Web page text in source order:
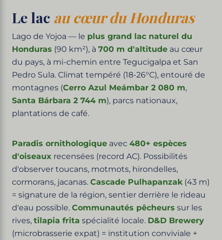
Le lac au cœur du Honduras
Lago de Yojoa — le plus grand lac naturel du
Honduras (90 km²), à 700 m d'altitude au cœur
du pays, à mi-chemin entre Tegucigalpa et San
Pedro Sula. Climat tempéré (18-26°C), entouré de
montagnes (Cerro Azul Meámbar 2 080 m,
Santa Bárbara 2 744 m), parcs nationaux,
plantations de café.
Paradis ornithologique avec 480+ espèces
d'oiseaux recensées (record AC). Possibilités
d'observer toucans, motmots, hirondelles,
cormorans, jacanas. Cascade Pulhapanzak (43 m)
= signature de la région, sentier derrière le rideau
d'eau possible. Communautés pêcheurs sur les
rives, tilapia frita spécialité locale. D&D Brewery
(microbrasserie expat) = institution conviviale +